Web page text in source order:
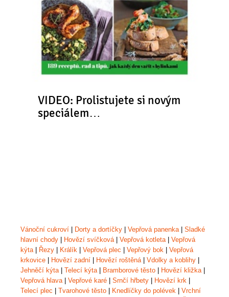
VIDEO: Prolistujete si novým
speciálem…
Vánoční cukroví Dorty a dortíčky Vepřová panenka| Sladké
hlavní chody
Hovězí svíčková| Vepřová kotleta| Vepřová
kýta| Řezy Králík Vepřová plec Vepřový bok
Vepřová
krkovice
Hovězí zadní Hovězí roštěná| Vdolky a koblihy
Jehněčí kýta| Telecí kýta| Bramborové těsto Hovězí kližka|
Vepřová hlava| Vepřové karé Srnčí hřbety Hovězí krk
Telecí plec
Tvarohové těsto Knedlíčky do polévek Vrchní